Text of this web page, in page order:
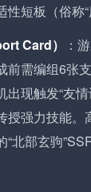
短板（俗称“
Card）
：
前需编组6张
出现触发“友
授强力技能。
“北部玄驹